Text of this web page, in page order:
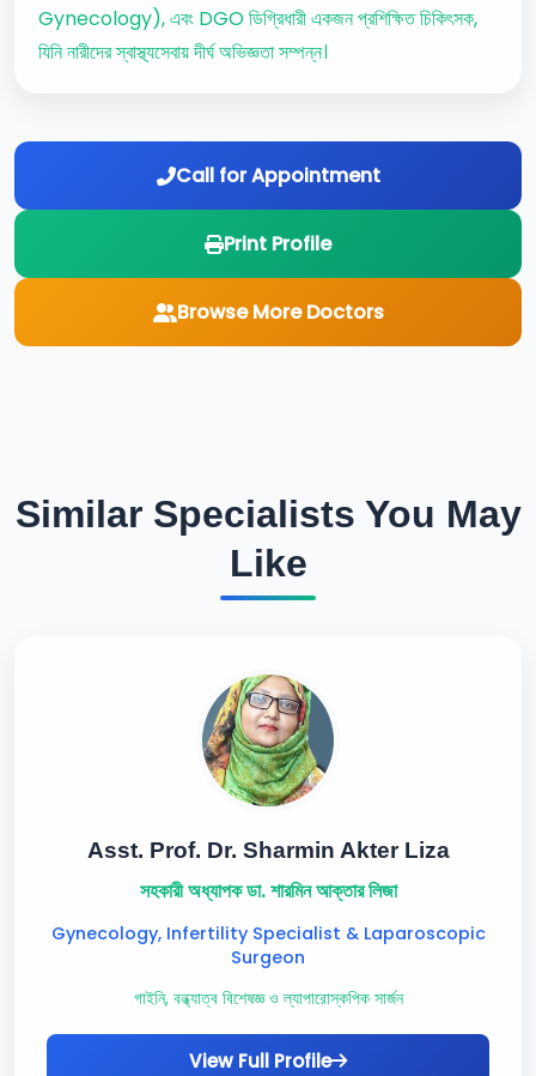
Gynecology), এবং DGO ডিগ্রিধারী একজন প্রশিক্ষিত চিকিৎসক,
যিনি নারীদের স্বাস্থ্যসেবায় দীর্ঘ অভিজ্ঞতা সম্পন্ন।
Call for Appointment
Print Profile
Browse More Doctors
Similar Specialists You May
Like
Asst. Prof. Dr. Sharmin Akter Liza
সহকারী অধ্যাপক ডা. শারমিন আক্তার লিজা
Gynecology, Infertility Specialist & Laparoscopic
Surgeon
গাইনি, বন্ধ্যাত্ব বিশেষজ্ঞ ও ল্যাপারোস্কপিক সার্জন
View Full Profile